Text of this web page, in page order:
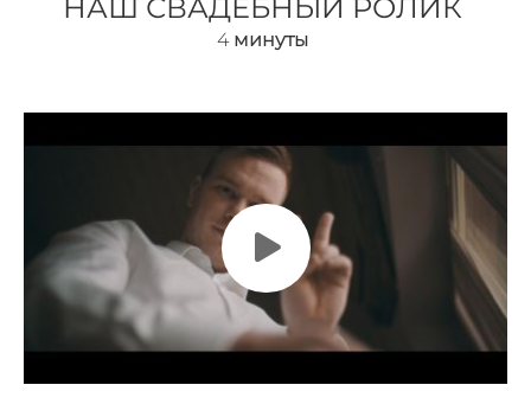
НАШ СВАДЕБНЫЙ РОЛИК
4минуты